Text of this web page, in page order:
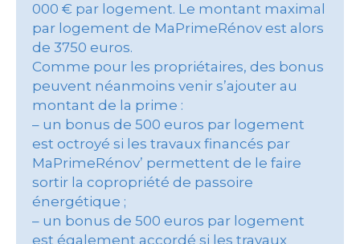
000 € par logement. Le montant maximal
par logement de MaPrimeRénov est alors
de 3750 euros.
Comme pour les propriétaires, des bonus
peuvent néanmoins venir s’ajouter au
montant de la prime :
– un bonus de 500 euros par logement
est octroyé si les travaux financés par
MaPrimeRénov’ permettent de le faire
sortir la copropriété de passoire
énergétique ;
– un bonus de 500 euros par logement
est également accordé si les travaux